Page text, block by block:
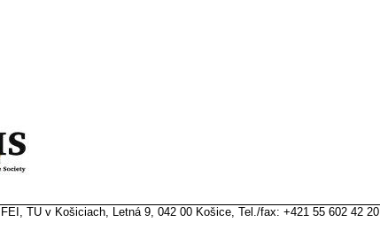
TU v Košiciach, Letná 9, 042 00 Košice, Tel./fax: +421 55 602 42 20